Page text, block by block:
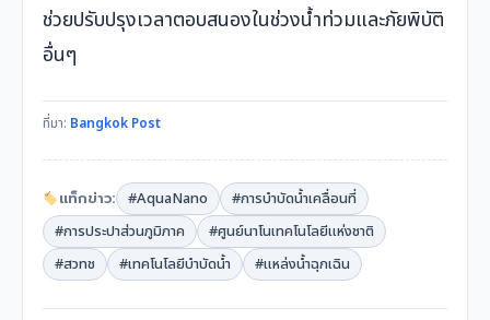
ช่วยปรับปรุงเวลาตอบสนองในช่วงน้ำท่วมและภัยพิบัติ
อื่นๆ
ที่มา: Bangkok Post
แท็กข่าว: #AquaNano
#การบำบัดน้ำเคลื่อนที่
#การประปาส่วนภูมิภาค
#ศูนย์นาโนเทคโนโลยีแห่งชาติ
#สวทช
#เทคโนโลยีบำบัดน้ำ #แหล่งน้ำฉุกเฉิน